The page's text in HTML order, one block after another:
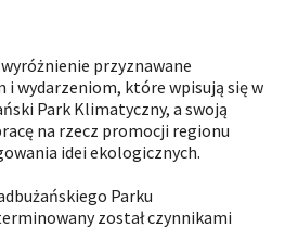
przyznawane
wydarzeniom, które wpisują się w
Park Klimatyczny, a swoją
na rzecz promocji regionu
idei ekologicznych.
Parku
został czynnikami